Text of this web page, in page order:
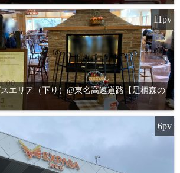
エリア（下り）@東名高速道路【足柄森の
11pv
6pv